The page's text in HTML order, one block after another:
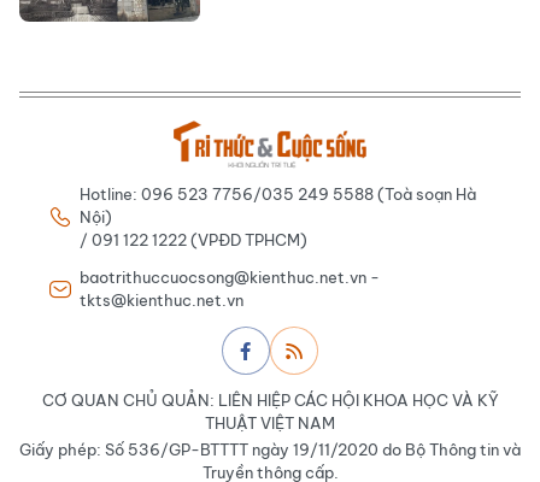
Hotline: 096 523 7756/035 249 5588 (Toà soạn Hà
Nội)
/ 091 122 1222 (VPĐD TPHCM)
baotrithuccuocsong@kienthuc.net.vn -
tkts@kienthuc.net.vn
CƠ QUAN CHỦ QUẢN: LIÊN HIỆP CÁC HỘI KHOA HỌC VÀ KỸ
THUẬT VIỆT NAM
Giấy phép: Số 536/GP-BTTTT ngày 19/11/2020 do Bộ Thông tin và
Truyền thông cấp.